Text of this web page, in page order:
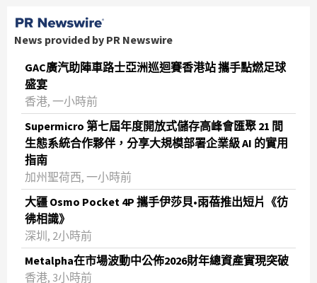
News provided by PR Newswire
GAC廣汽助陣車路士亞洲巡迴賽香港站 攜手點燃足球
盛宴
香港, 一小時前
Supermicro 第七屆年度開放式儲存高峰會匯聚 21 間
生態系統合作夥伴，分享大規模部署企業級 AI 的實用
指南
加州聖荷西, 一小時前
大疆 Osmo Pocket 4P 攜手伊莎貝•雨蓓推出短片《彷
彿相識》
深圳, 2小時前
Metalpha在市場波動中公佈2026財年總資產實現突破
‌香港, 3小時前